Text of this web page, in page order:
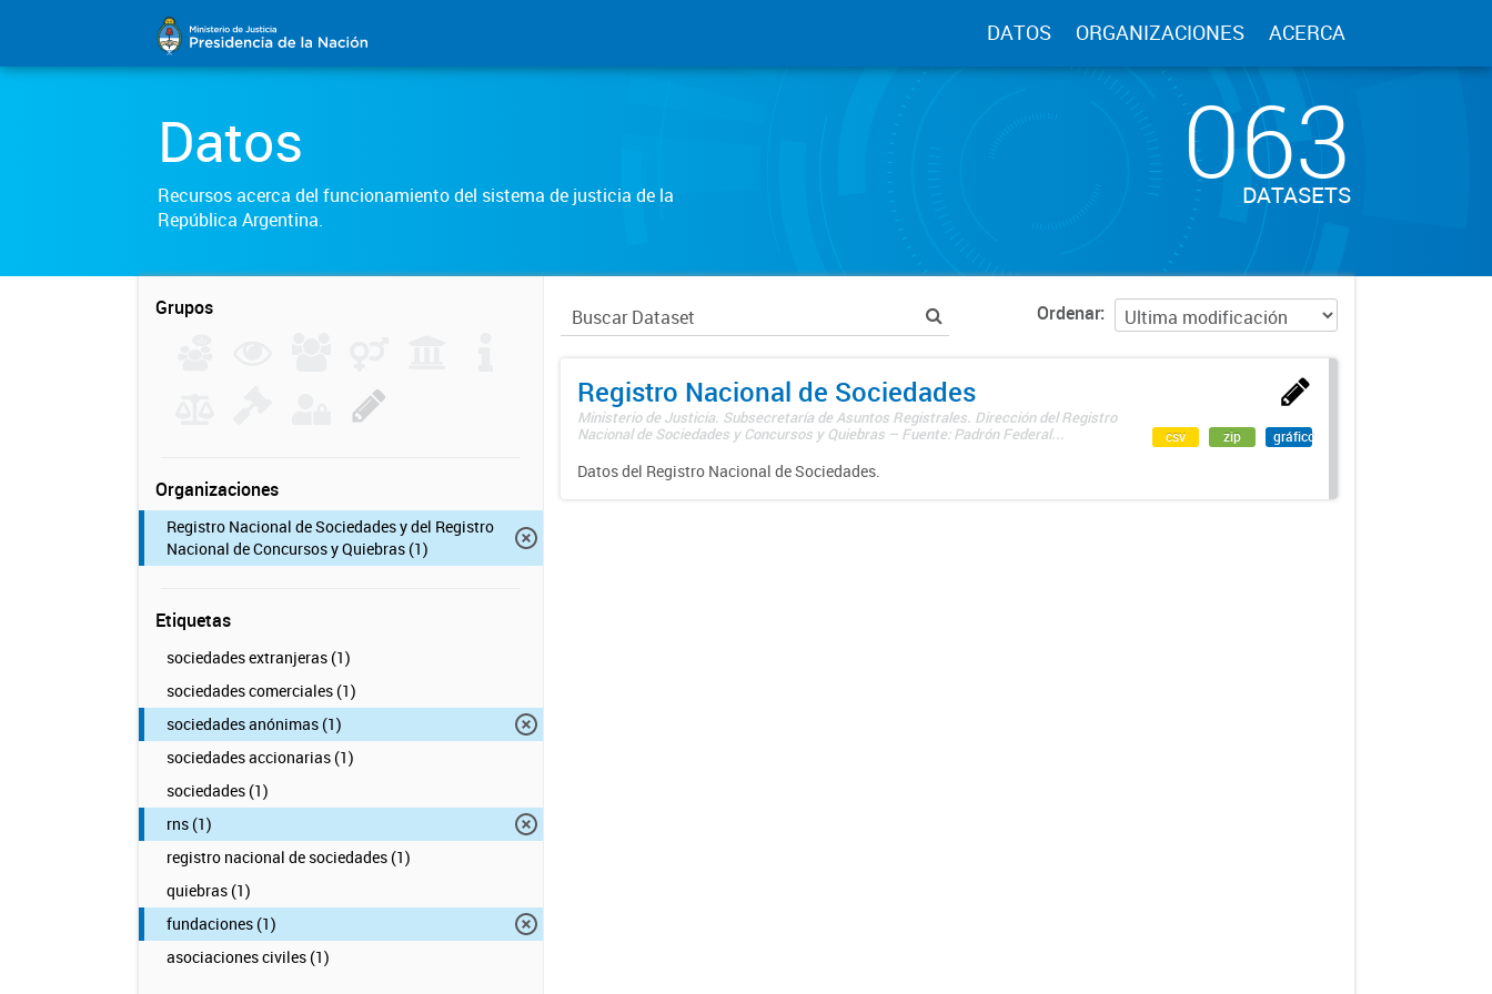
DATOS ORGANIZACIONES ACERCA
Datos
Recursos acerca del funcionamiento del sistema de justicia de la
República Argentina.
063
DATASETS
Grupos
Organizaciones
Registro Nacional de Sociedades y del Registro
Nacional de Concursos y Quiebras (1)
Etiquetas
sociedades extranjeras (1)
sociedades comerciales (1)
sociedades anónimas (1)
sociedades accionarias (1)
sociedades (1)
rns (1)
registro nacional de sociedades (1)
quiebras (1)
fundaciones (1)
asociaciones civiles (1)
Ordenar
Registro Nacional de Sociedades
Ministerio de Justicia. Subsecretaría de Asuntos Registrales. Dirección del Registro
Nacional de Sociedades y Concursos y Quiebras – Fuente: Padrón Federal...
Datos del Registro Nacional de Sociedades.
csv zip gráfico